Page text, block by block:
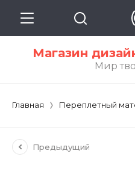
Магазин
Мир
Главная Переплетный
Предыдущий